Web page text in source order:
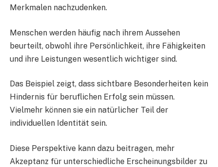
Merkmalen nachzudenken.
Menschen werden häufig nach ihrem Aussehen
beurteilt, obwohl ihre Persönlichkeit, ihre Fähigkeiten
und ihre Leistungen wesentlich wichtiger sind.
Das Beispiel zeigt, dass sichtbare Besonderheiten kein
Hindernis für beruflichen Erfolg sein müssen.
Vielmehr können sie ein natürlicher Teil der
individuellen Identität sein.
Diese Perspektive kann dazu beitragen, mehr
Akzeptanz für unterschiedliche Erscheinungsbilder zu